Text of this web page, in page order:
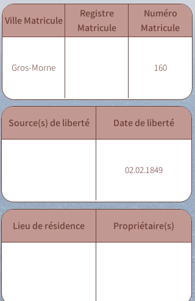
Ville Matricule
Registre
Matricule
Numéro
Matricule
Gros-Morne 160
Source(s) de liberté Date de liberté
02.02.1849
Lieu de résidence Propriétaire(s)